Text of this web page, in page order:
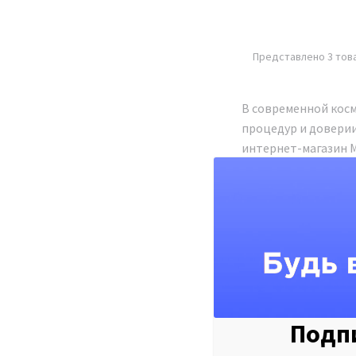
Представлено 3
В современной
процедур и
интернет-магазин
обеспечивая
клиники или
В каталоге Metlix